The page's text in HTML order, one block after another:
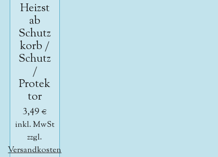
Heizst
ab
Schutz
korb /
Schutz
/
Protek
tor
3,49 €
inkl. MwSt
zzgl.
Versandkosten